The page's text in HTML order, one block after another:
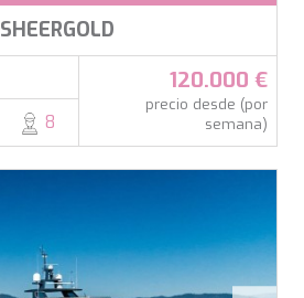
SHEERGOLD
8
120.000 €
precio desde (por
semana)